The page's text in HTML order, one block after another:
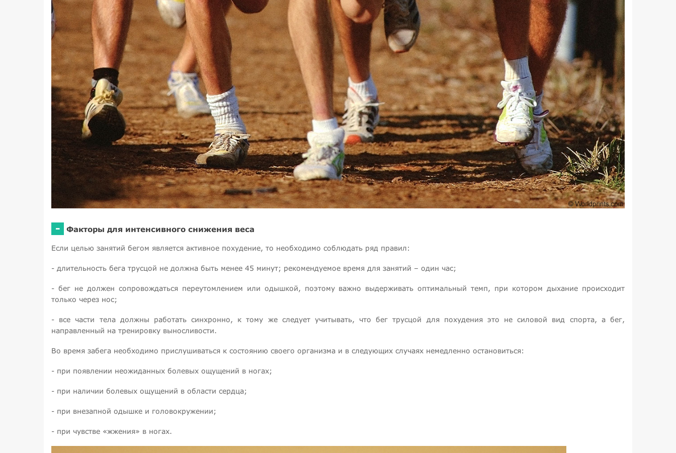
- Факторы для интенсивного снижения веса
Если целью занятий бегом является активное похудение, то необходимо соблюдать ряд правил:
- длительность бега трусцой не должна быть менее 45 минут; рекомендуемое время для занятий – один час;
- бег не должен сопровождаться переутомлением или одышкой, поэтому важно выдерживать оптимальный темп, при котором дыхание происходит
только через нос;
- все части тела должны работать синхронно, к тому же следует учитывать, что бег трусцой для похудения это не силовой вид спорта, а бег,
направленный на тренировку выносливости.
Во время забега необходимо прислушиваться к состоянию своего организма и в следующих случаях немедленно остановиться:
- при появлении неожиданных болевых ощущений в ногах;
- при наличии болевых ощущений в области сердца;
- при внезапной одышке и головокружении;
- при чувстве «жжения» в ногах.